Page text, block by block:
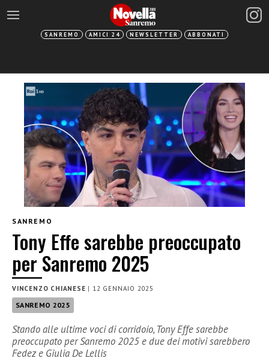
SANREMO AMICI 24 NEWSLETTER ABBONATI
SANREMO
Tony Effe sarebbe preoccupato
per Sanremo 2025
VINCENZO CHIANESE | 12 GENNAIO 2025
SANREMO 2025
Stando alle ultime voci di corridoio, Tony Effe sarebbe
preoccupato per Sanremo 2025 e due dei motivi sarebbero
Fedez e Giulia De Lellis